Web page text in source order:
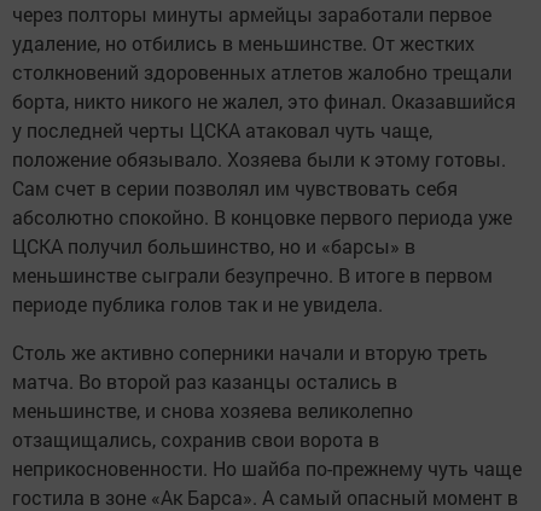
через полторы минуты армейцы заработали первое
удаление, но отбились в меньшинстве. От жестких
столкновений здоровенных атлетов жалобно трещали
борта, никто никого не жалел, это финал. Оказавшийся
у последней черты ЦСКА атаковал чуть чаще,
положение обязывало. Хозяева были к этому готовы.
Сам счет в серии позволял им чувствовать себя
абсолютно спокойно. В концовке первого периода уже
ЦСКА получил большинство, но и «барсы» в
меньшинстве сыграли безупречно. В итоге в первом
периоде публика голов так и не увидела.
Столь же активно соперники начали и вторую треть
матча. Во второй раз казанцы остались в
меньшинстве, и снова хозяева великолепно
отзащищались, сохранив свои ворота в
неприкосновенности. Но шайба по-прежнему чуть чаще
гостила в зоне «Ак Барса». А самый опасный момент в